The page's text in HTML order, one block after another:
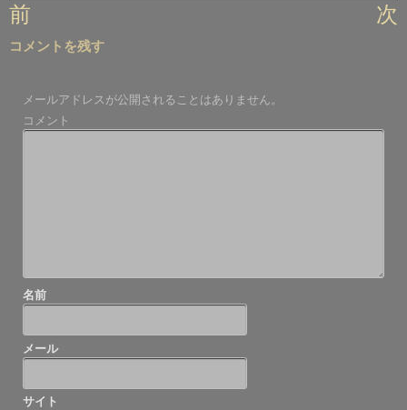
投
ナ
ゲ
ー
前 次
コメントを残す
メールアドレスが公開されることはありません。
コメント
名前
メール
サイト